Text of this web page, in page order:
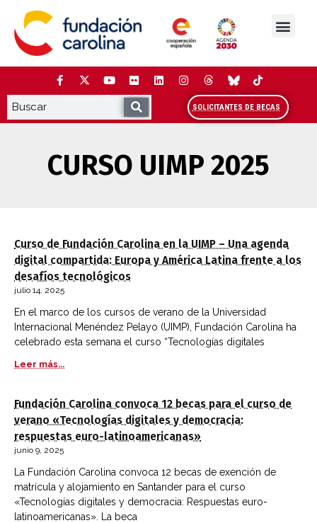
contenido
SOLICITANTES DE BECAS
CURSO UIMP 2025
Curso de Fundación Carolina en la UIMP – Una agenda
digital compartida: Europa y América Latina frente a los
desafíos tecnológicos
julio 14, 2025
En el marco de los cursos de verano de la Universidad
Internacional Menéndez Pelayo (UIMP), Fundación Carolina ha
celebrado esta semana el curso “Tecnologías digitales
Leer más...
Fundación Carolina convoca 12 becas para el curso de
verano «Tecnologías digitales y democracia:
respuestas euro-latinoamericanas»
junio 9, 2025
La Fundación Carolina convoca 12 becas de exención de
matrícula y alojamiento en Santander para el curso
«Tecnologías digitales y democracia: Respuestas euro-
latinoamericanas». La beca